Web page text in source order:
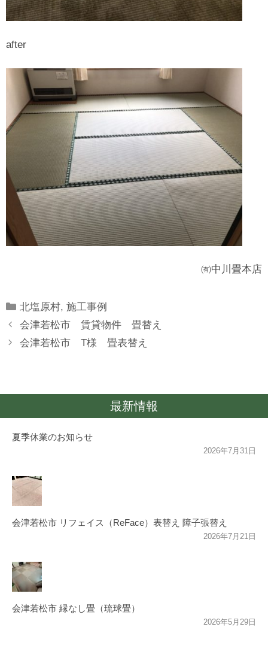
after
㈲中川畳本店
Categories
北塩原村,施工事例
会津若松市 賃貸物件 畳替え
会津若松市 T様 畳表替え
最新情報
夏季休業のお知らせ
2026年7月31日
会津若松市 リフェイス（ReFace）表替え 障子張替え
2026年7月21日
会津若松市 縁なし畳（琉球畳）
2026年5月29日